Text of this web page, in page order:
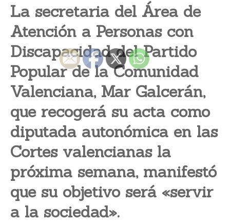
La secretaria del Área de
Atención a Personas con
Discapacidad del Partido
Popular de la Comunidad
Valenciana, Mar Galcerán,
que recogerá su acta como
diputada autonómica en las
Cortes valencianas la
próxima semana, manifestó
que su objetivo será «servir
a la sociedad».